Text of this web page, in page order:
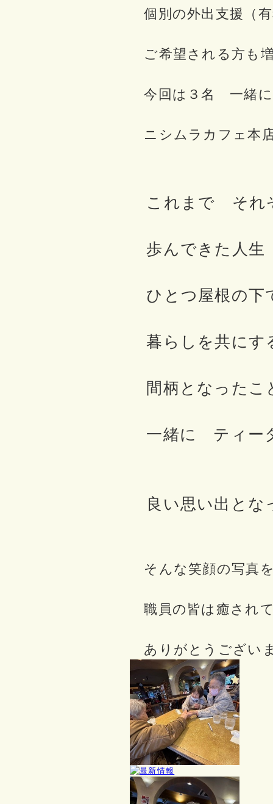
個別の外出支援（
ご希望される方も
今回は３名 一緒に
ニシムラカフェ本
これまで それ
歩んできた人生
ひとつ屋根の下
暮らしを共にす
間柄となったこ
一緒に ティー
良い思い出とな
そんな笑顔の写真
職員の皆は癒され
ありがとうござい